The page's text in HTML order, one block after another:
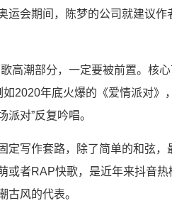
运会期间，陈梦的公司就建议
高潮部分，一定要被前置。核
2020年底火爆的《爱情派对》
对”反复吟唱。
定写作套路，除了简单的和弦，
或者RAP快歌，是近年来抖音
古风的代表。